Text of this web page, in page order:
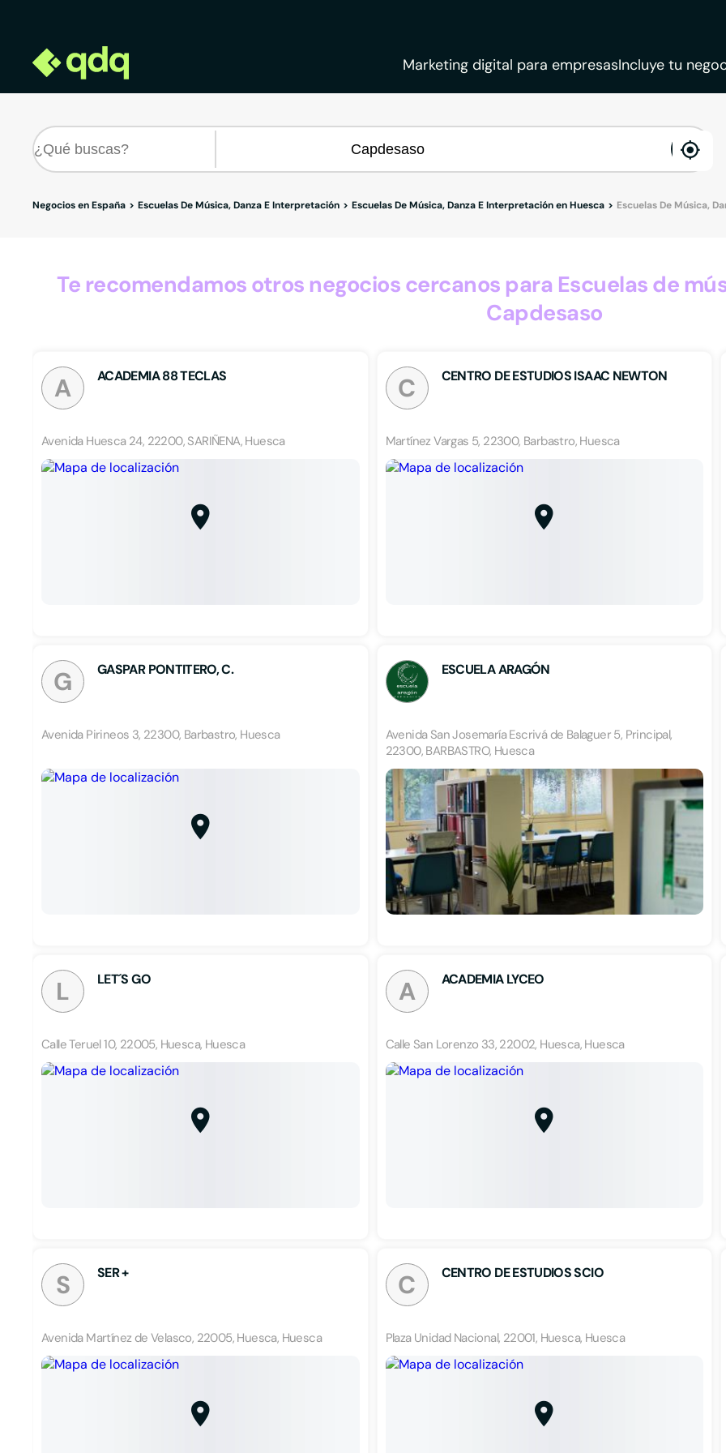
Marketing digital para empresasIncluye tu
Negocios en España Escuelas De Música, Danza E Interpretación Escuelas De Música, Danza E Interpretación en Huesca Escuelas De Música,
Te recomendamos otros negocios cercanos para Escuelas de
Capdesaso
A ACADEMIA 88 TECLAS
Avenida Huesca 24, 22200, SARIÑENA, Huesca
C CENTRO DE ESTUDIOS ISAAC NEWTON
Martínez Vargas 5, 22300, Barbastro, Huesca
G GASPAR PONTITERO, C.
Avenida Pirineos 3, 22300, Barbastro, Huesca
ESCUELA ARAGÓN
Avenida San Josemaría Escrivá de Balaguer 5, Principal,
22300, BARBASTRO, Huesca
L LET´S GO
Calle Teruel 10, 22005, Huesca, Huesca
A ACADEMIA LYCEO
Calle San Lorenzo 33, 22002, Huesca, Huesca
S SER +
Avenida Martínez de Velasco, 22005, Huesca, Huesca
C CENTRO DE ESTUDIOS SCIO
Plaza Unidad Nacional, 22001, Huesca, Huesca